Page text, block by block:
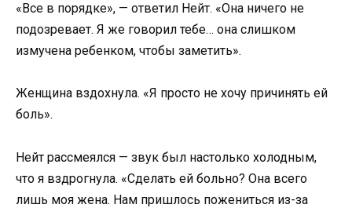
«Все в порядке», — ответил Нейт. «Она ничего не
подозревает. Я же говорил тебе… она слишком
измучена ребенком, чтобы заметить».
Женщина вздохнула. «Я просто не хочу причинять ей
боль».
Нейт рассмеялся — звук был настолько холодным,
что я вздрогнула. «Сделать ей больно? Она всего
лишь моя жена. Нам пришлось пожениться из-за